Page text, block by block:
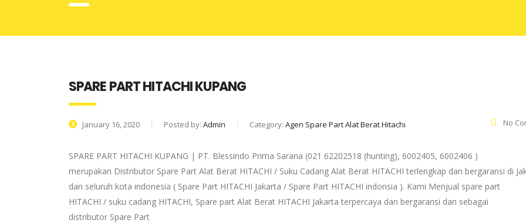
SPARE PART HITACHI KUPANG
January 16, 2020 Posted by: Admin Category: Agen Spare Part Alat Berat Hitachi No
SPARE PART HITACHI KUPANG | PT. Blessindo Prima Sarana (021 62202518 (hunting), 6002405, 6002406 )
merupakan Distributor Spare Part Alat Berat HITACHI / Suku Cadang Alat Berat HITACHI terlengkap dan bergaransi di
dan seluruh kota indonesia ( Spare Part HITACHI Jakarta / Spare Part HITACHI indonsia ). Kami Menjual spare part
HITACHI / suku cadang HITACHI, Spare part Alat Berat HITACHI Jakarta terpercaya dan bergaransi dan sebagai
distributor Spare Part